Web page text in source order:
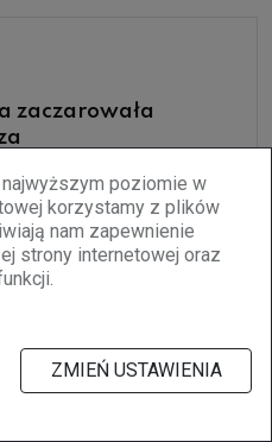
najwyższym poziomie w
korzystamy z plików
nam zapewnienie
strony internetowej oraz
ZMIEŃ USTAWIENIA
zaczarowała
precz od naszych
drzew [film, zdjęcia]